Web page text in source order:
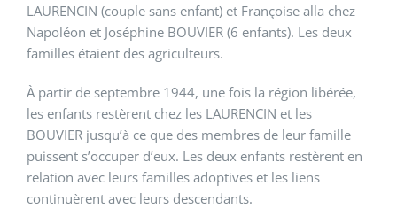
LAURENCIN (couple sans enfant) et Françoise alla chez
Napoléon et Joséphine BOUVIER (6 enfants). Les deux
familles étaient des agriculteurs.
À partir de septembre 1944, une fois la région libérée,
les enfants restèrent chez les LAURENCIN et les
BOUVIER jusqu’à ce que des membres de leur famille
puissent s’occuper d’eux. Les deux enfants restèrent en
relation avec leurs familles adoptives et les liens
continuèrent avec leurs descendants.